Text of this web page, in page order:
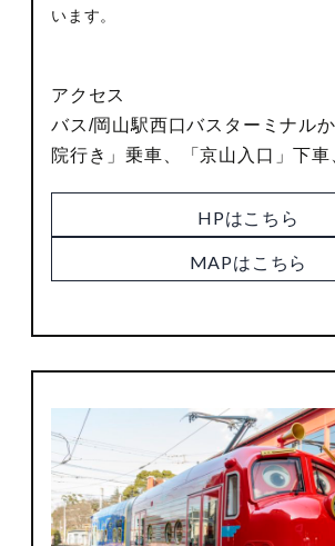
います。
アクセス
バス/岡山駅西口バスターミナル
院行き」乗車、「京山入口」下
HPはこちら
MAPはこちら